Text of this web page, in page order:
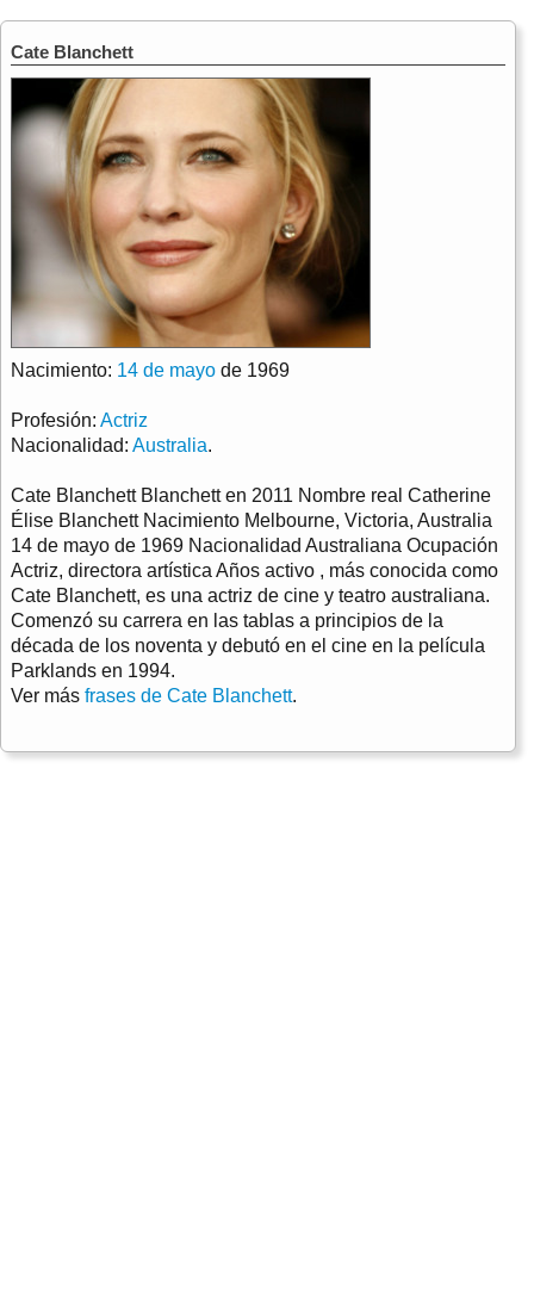
Cate Blanchett
Nacimiento: 14 de mayo de 1969
Profesión: Actriz
Nacionalidad: Australia.
Cate Blanchett Blanchett en 2011 Nombre real Catherine
Élise Blanchett Nacimiento Melbourne, Victoria, Australia
14 de mayo de 1969 Nacionalidad Australiana Ocupación
Actriz, directora artística Años activo , más conocida como
Cate Blanchett, es una actriz de cine y teatro australiana.
Comenzó su carrera en las tablas a principios de la
década de los noventa y debutó en el cine en la película
Parklands en 1994.
Ver más frases de Cate Blanchett.